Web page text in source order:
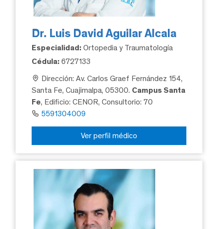
Dr. Luis David Aguilar Alcala
Especialidad: Ortopedia y Traumatología
Cédula: 6727133
Dirección: Av. Carlos Graef Fernández 154,
Santa Fe, Cuajimalpa, 05300. Campus Santa
Fe, Edificio: CENOR, Consultorio: 70
5591304009
Ver perfil médico